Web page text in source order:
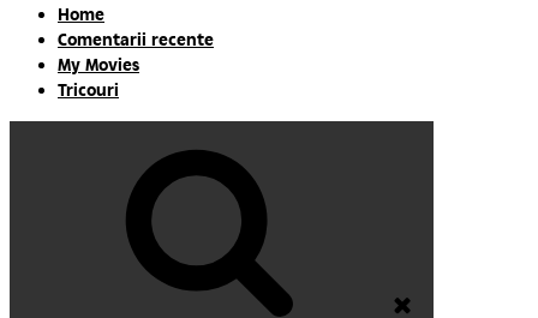
Home
Comentarii recente
My Movies
Tricouri